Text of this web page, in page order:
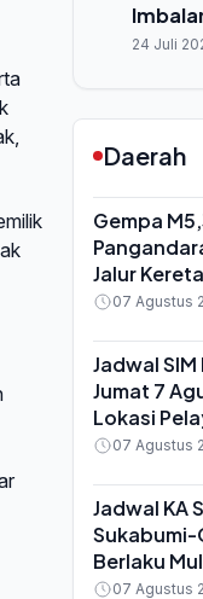
Rp50
24 Juli
Daerah
Gempa
Jalur
Bandung, 7
07 Agustus
Jadwal
Jumat 7
Lokasi
07 Agustus
Jadwal KA
Sukabumi-
Berlaku
Waktu
07 Agustus